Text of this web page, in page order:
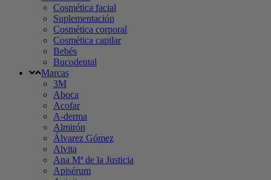
Cosmética facial
Suplementación
Cosmética corporal
Cosmética capilar
Bebés
Bucodental
Marcas
3M
Aboca
Acofar
A-derma
Almirón
Álvarez Gómez
Alvita
Ana Mª de la Justicia
Apisérum